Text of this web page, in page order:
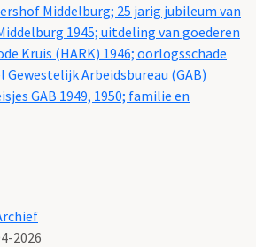
Middelburg; 25 jarig jubileum van
1945; uitdeling van goederen
Kruis (HARK) 1946; oorlogsschade
Gewestelijk Arbeidsbureau (GAB)
GAB 1949, 1950; familie en
2026